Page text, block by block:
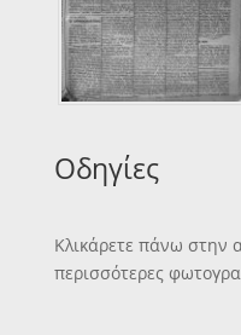
Οδηγίες
Κλικάρετε πάνω στην
περισσότερες